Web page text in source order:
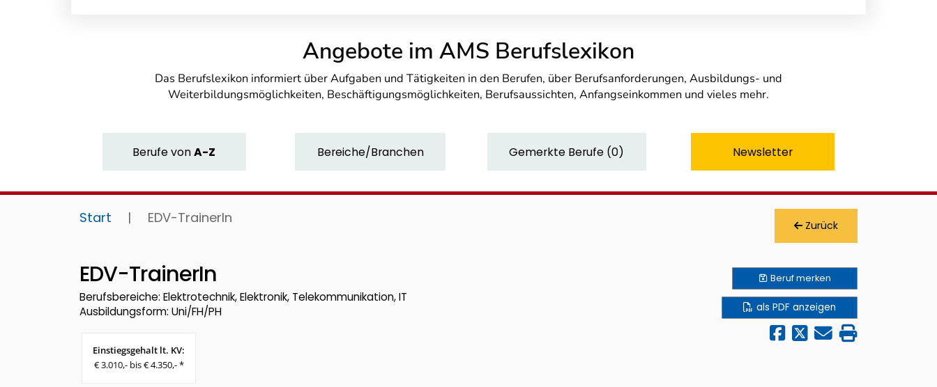
Angebote im AMS Berufslexikon
Das Berufslexikon informiert über Aufgaben und Tätigkeiten in den Berufen, über Berufsanforderungen, Ausbildungs- und
Weiterbildungsmöglichkeiten, Beschäftigungsmöglichkeiten, Berufsaussichten, Anfangseinkommen und vieles mehr.
BerufevonA-Z Bereiche/Branchen Gemerkte Berufe (0) Newsletter
Start | EDV-TrainerIn Zurück
EDV-TrainerIn
Berufsbereiche: Elektrotechnik, Elektronik, Telekommunikation, IT
Ausbildungsform: Uni/FH/PH
Einstiegsgehalt lt. KV:
€ 3.010,- bis € 4.350,- *
Berufmerken
als PDF anzeigen